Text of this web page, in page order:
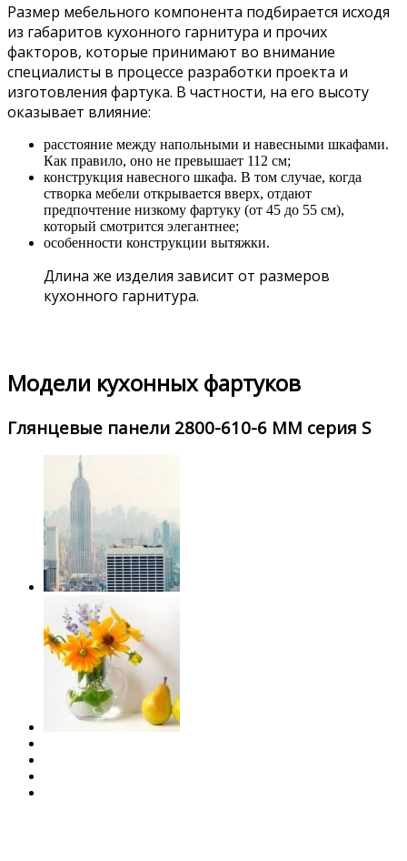
Размер мебельного компонента подбирается исходя
из габаритов кухонного гарнитура и прочих
факторов, которые принимают во внимание
специалисты в процессе разработки проекта и
изготовления фартука. В частности, на его высоту
оказывает влияние:
расстояние между напольными и навесными шкафами.
Как правило, оно не превышает 112 см;
конструкция навесного шкафа. В том случае, когда
створка мебели открывается вверх, отдают
предпочтение низкому фартуку (от 45 до 55 см),
который смотрится элегантнее;
особенности конструкции вытяжки.
Длина же изделия зависит от размеров
кухонного гарнитура.
Модели кухонных фартуков
Глянцевые панели 2800-610-6 ММ серия S